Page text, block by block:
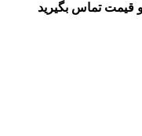
قیمت تماس بگیرید